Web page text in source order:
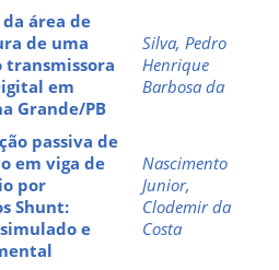
área de
de uma
transmissora
em
Grande/PB
Silva, Pedro
Henrique
Barbosa da
passiva de
em viga de
por
Shunt:
e
Nascimento
Junior,
Clodemir da
Costa